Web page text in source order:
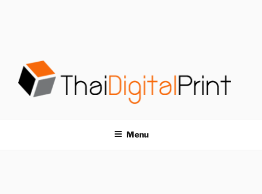
THAIDIGITALPRINT
Menu